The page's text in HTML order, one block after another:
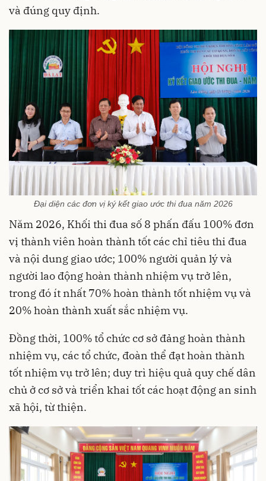
và đúng quy định.
Đại diện các đơn vị ký kết giao ước thi đua năm 2026
Năm 2026, Khối thi đua số 8 phấn đấu 100% đơn
vị thành viên hoàn thành tốt các chỉ tiêu thi đua
và nội dung giao ước; 100% người quản lý và
người lao động hoàn thành nhiệm vụ trở lên,
trong đó ít nhất 70% hoàn thành tốt nhiệm vụ và
20% hoàn thành xuất sắc nhiệm vụ.
Đồng thời, 100% tổ chức cơ sở đảng hoàn thành
nhiệm vụ, các tổ chức, đoàn thể đạt hoàn thành
tốt nhiệm vụ trở lên; duy trì hiệu quả quy chế dân
chủ ở cơ sở và triển khai tốt các hoạt động an sinh
xã hội, từ thiện.